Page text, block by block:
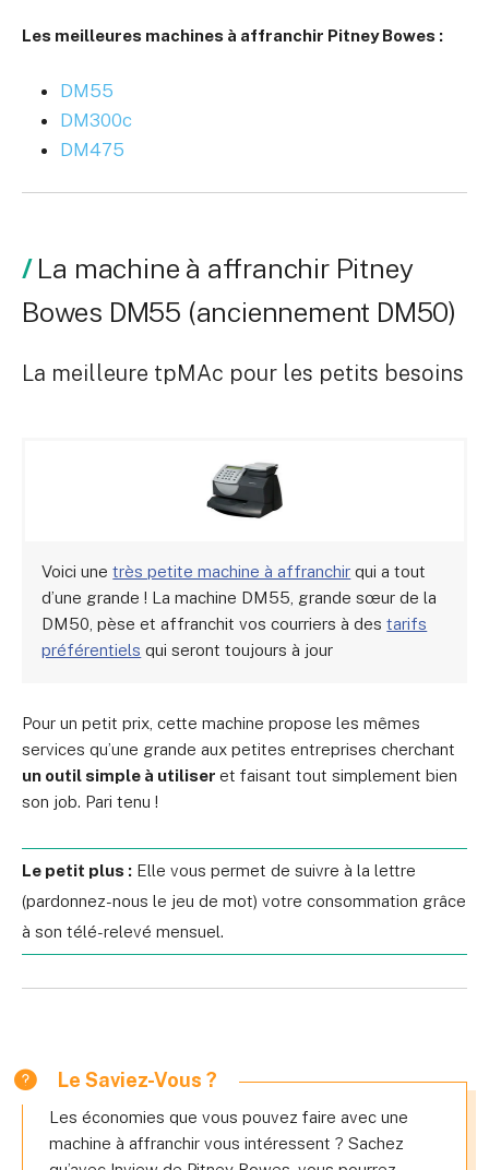
Les meilleures machines à affranchir Pitney Bowes :
DM55
DM300c
DM475
La machine à affranchir Pitney
Bowes DM55 (anciennement DM50)
La meilleure tpMAc pour les petits besoins
Voici unetrès petite machine à affranchir qui a tout
d’une grande ! La machine DM55, grande sœur de la
DM50, pèse et affranchit vos courriers à destarifs
préférentiels qui seront toujours à jour
Pour un petit prix, cette machine propose les mêmes
services qu’une grande aux petites entreprises cherchant
un outil simple à utiliser et faisant tout simplement bien
son job. Pari tenu !
Le petit plus : Elle vous permet de suivre à la lettre
(pardonnez-nous le jeu de mot) votre consommation grâce
à son télé-relevé mensuel.
Le Saviez-Vous ?
Les économies que vous pouvez faire avec une
machine à affranchir vous intéressent ? Sachez